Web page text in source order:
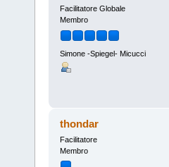
Facilitatore Globale
Membro
Simone -Spiegel- Micucci
thondar
Facilitatore
Membro